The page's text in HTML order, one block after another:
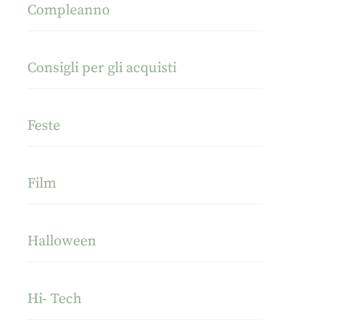
Compleanno
Consigli per gli acquisti
Feste
Film
Halloween
Hi- Tech